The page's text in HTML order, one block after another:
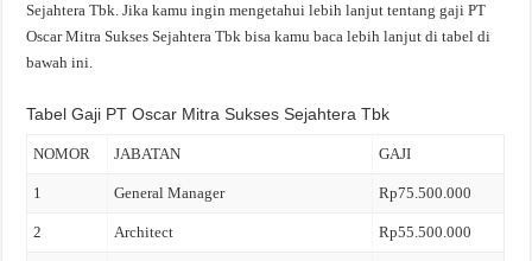
Sejahtera Tbk. Jika kamu ingin mengetahui lebih lanjut tentang gaji PT
Oscar Mitra Sukses Sejahtera Tbk bisa kamu baca lebih lanjut di tabel di
bawah ini.
Tabel Gaji PT Oscar Mitra Sukses Sejahtera Tbk
NOMOR JABATAN GAJI
1 General Manager Rp75.500.000
2 Architect Rp55.500.000